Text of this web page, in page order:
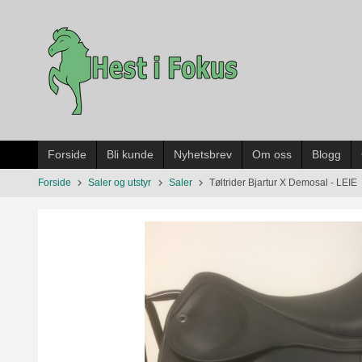
innholdet
Forside Bli kunde Nyhetsbrev Om oss Blogg
Forside Saler og utstyr Saler Tøltrider Bjartur X Demosal - LEIE